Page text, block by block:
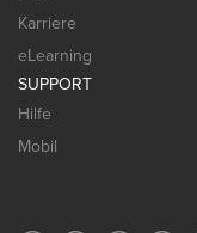
Karriere
eLearning
SUPPORT
Hilfe
Mobil